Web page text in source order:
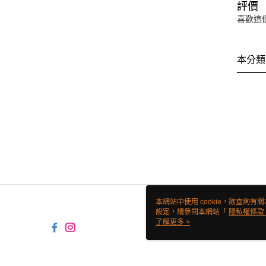
評價
喜歡這
本分
本網站中使用 cookie，欲查詢有
設定，請參閱本網站「 隱私權條款
使用 cookie。
了解更多 >